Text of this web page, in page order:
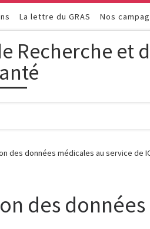
La lettre du GRAS Nos
Recherche et
des données médicales au service de
des